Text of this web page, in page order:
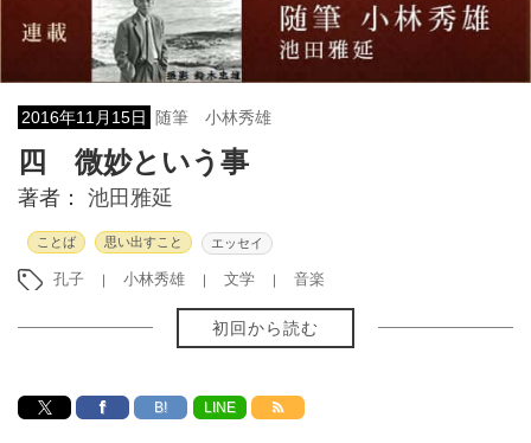
2016年11月15日 随筆 小林秀雄
四 微妙という事
著者： 池田雅延
ことば 思い出すこと エッセイ
孔子 小林秀雄 文学 音楽
初回から読む
B! LINE